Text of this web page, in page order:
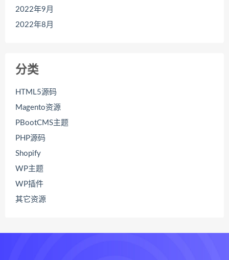
2022年9月
2022年8月
分类
HTML5源码
Magento资源
PBootCMS主题
PHP源码
Shopify
WP主题
WP插件
其它资源